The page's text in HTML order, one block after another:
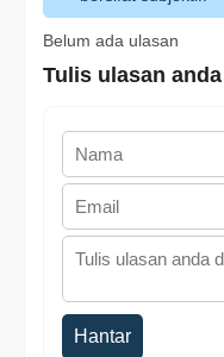
Belum ada ulasan
Tulis ulasan anda
Hantar